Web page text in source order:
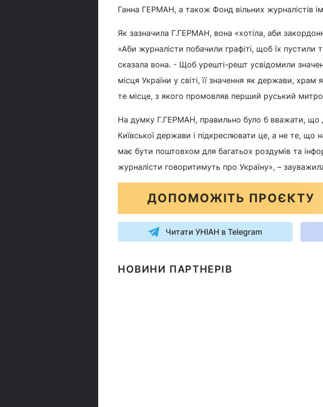
Ганна ГЕРМАН, а також Фонд вільних журналістів
Як зазначила Г.ГЕРМАН, вона «хотіла, аби
«Аби журналісти побачили графіті, щоб їх пустили
сказала вона. - Щоб урешті-решт усвідомили
місця України у світі, її значення як держави, храм
те місце, з якого промовляв перший руський
На думку Г.ГЕРМАН, правильно було б вважати, що
Київської держави і підкреслювати це, а не те, що
має бути поштовхом для багатьох роздумів та
журналісти говоритимуть про Україну», –
ДОПОМОЖІТЬ ПРОЄКТУ
Читати УНІАН в Telegram
НОВИНИ ПАРТНЕРІВ